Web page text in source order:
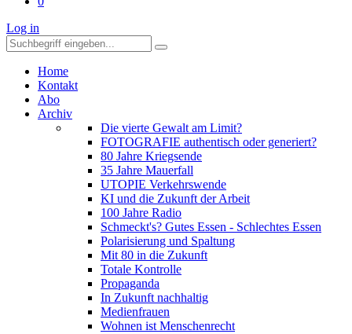
Log in
Home
Kontakt
Abo
Archiv
Die vierte Gewalt am Limit?
FOTOGRAFIE authentisch oder generiert?
80 Jahre Kriegsende
35 Jahre Mauerfall
UTOPIE Verkehrswende
KI und die Zukunft der Arbeit
100 Jahre Radio
Schmeckt's? Gutes Essen - Schlechtes Essen
Polarisierung und Spaltung
Mit 80 in die Zukunft
Totale Kontrolle
Propaganda
In Zukunft nachhaltig
Medienfrauen
Wohnen ist Menschenrecht